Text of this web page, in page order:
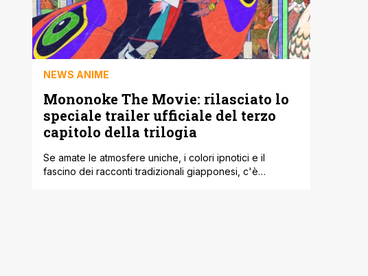
NEWS ANIME
Mononoke The Movie: rilasciato lo
speciale trailer ufficiale del terzo
capitolo della trilogia
Se amate le atmosfere uniche, i colori ipnotici e il
fascino dei racconti tradizionali giapponesi, c'è